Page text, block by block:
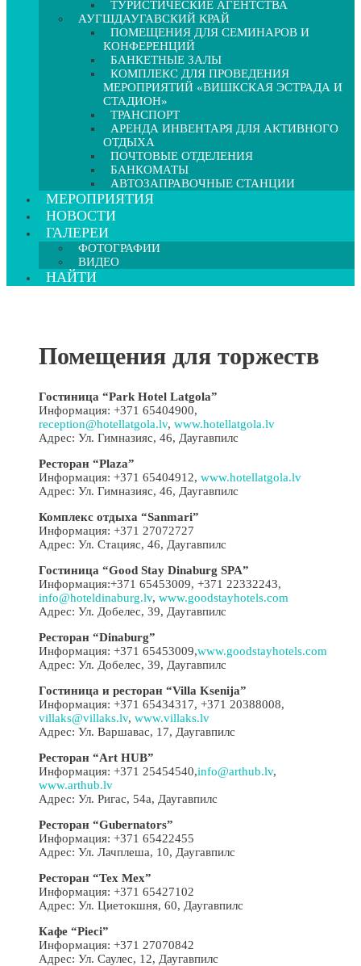
ТУРИСТИЧЕСКИЕ АГЕНТСТВА
АУГШДАУГАВСКИЙ КРАЙ
ПОМЕЩЕНИЯ ДЛЯ СЕМИНАРОВ И
КОНФЕРЕНЦИЙ
БАНКЕТНЫЕ ЗАЛЫ
КОМПЛЕКС ДЛЯ ПРОВЕДЕНИЯ
МЕРОПРИЯТИЙ «ВИШКСКАЯ ЭСТРАДА И
СТАДИОН»
ТРАНСПОРТ
АРЕНДА ИНВЕНТАРЯ ДЛЯ АКТИВНОГО
ОТДЫХА
ПОЧТОВЫЕ ОТДЕЛЕНИЯ
БАНКОМАТЫ
АВТОЗАПРАВОЧНЫЕ СТАНЦИИ
МЕРОПРИЯТИЯ
НОВОСТИ
ГАЛЕРЕИ
ФОТОГРАФИИ
ВИДЕО
НАЙТИ
Помещения для торжеств
Гостиница “Park Hotel Latgola”
Информация: +371 65404900,
reception@hotellatgola.lv, www.hotellatgola.lv
Адрес: Ул. Гимназияс, 46, Даугавпилс
Ресторан “Plaza”
Информация: +371 65404912, www.hotellatgola.lv
Адрес: Ул. Гимназияс, 46, Даугавпилс
Комплекс отдыха “Sanmari”
Информация: +371 27072727
Адрес: Ул. Стацияс, 46, Даугавпилс
Гостиница “Good Stay Dinaburg SPA”
Информация:+371 65453009, +371 22332243,
info@hoteldinaburg.lv, www.goodstayhotels.com
Адрес: Ул. Добелес, 39, Даугавпилс
Ресторан “Dinaburg”
Информация: +371 65453009,www.goodstayhotels.com
Адрес: Ул. Добелес, 39, Даугавпилс
Гостиница и ресторан “Villa Ksenija”
Информация: +371 65434317, +371 20388008,
villaks@villaks.lv, www.villaks.lv
Адрес: Ул. Варшавас, 17, Даугавпилс
Ресторан “Art HUB”
Информация: +371 25454540,info@arthub.lv,
www.arthub.lv
Адрес: Ул. Ригас, 54a, Даугавпилс
Ресторан “Gubernators”
Информация: +371 65422455
Адрес: Ул. Лачплеша, 10, Даугавпилс
Ресторан “Tex Mex”
Информация: +371 65427102
Адрес: Ул. Циетокшня, 60, Даугавпилс
Кафе “Pieci”
Информация: +371 27070842
Адрес: Ул. Саулес, 12, Даугавпилс